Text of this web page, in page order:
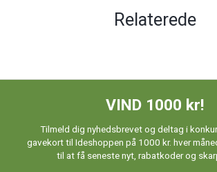
Relaterede
VIND 1000 kr!
Tilmeld dig nyhedsbrevet og deltag i
gavekort til Ideshoppen på 1000 kr. hver
til at få seneste nyt, rabatkoder og